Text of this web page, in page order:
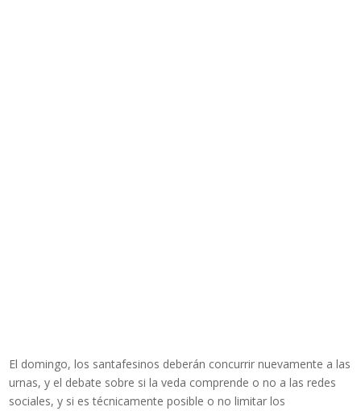
El domingo, los santafesinos deberán concurrir nuevamente a las
urnas, y el debate sobre si la veda comprende o no a las redes
sociales, y si es técnicamente posible o no limitar los